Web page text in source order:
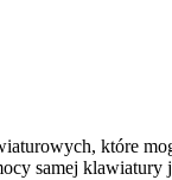
które
samej klawiatury